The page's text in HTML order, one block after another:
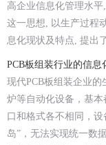
高企业信息化管理水
这一思想, 以生产过程
息化现状及特点, 提出
PCB板组装行业的信息
现代PCB板组装企业
炉等自动化设备，基
口和格式各不相同，
岛”，无法实现统一数